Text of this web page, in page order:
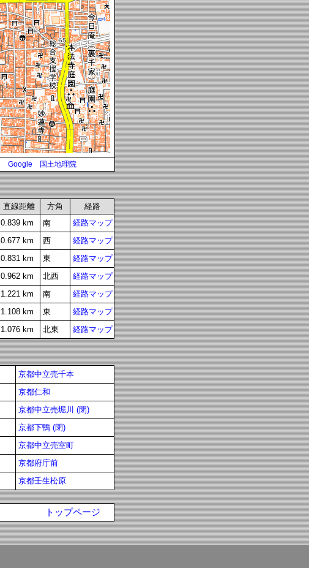
Google 国土地理院
直線距離 方角
経路
0.839 km 南
経路マップ
0.677 km 西
経路マップ
0.831 km 東
経路マップ
0.962 km 北西
経路マップ
1.221 km 南
経路マップ
1.108 km 東
経路マップ
1.076 km 北東 経路マップ
京都中立売千本
京都仁和
京都中立売堀川 (閉)
京都下鴨 (閉)
京都中立売室町
京都府庁前
京都壬生松原
トップページ